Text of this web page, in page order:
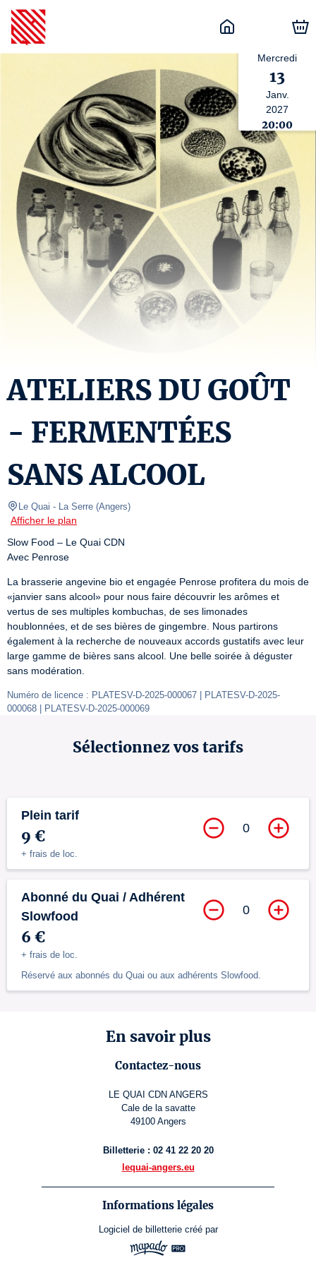
Mercredi
13
Janv.
2027
20:00
ATELIERS DU GOÛT
- FERMENTÉES
SANS ALCOOL
Le Quai - La Serre (Angers)
Afficher le plan
Slow Food – Le Quai CDN
Avec Penrose
La brasserie angevine bio et engagée Penrose profitera du mois de
«janvier sans alcool» pour nous faire découvrir les arômes et
vertus de ses multiples kombuchas, de ses limonades
houblonnées, et de ses bières de gingembre. Nous partirons
également à la recherche de nouveaux accords gustatifs avec leur
large gamme de bières sans alcool. Une belle soirée à déguster
sans modération.
Numéro de licence : PLATESV-D-2025-000067 | PLATESV-D-2025-
000068 | PLATESV-D-2025-000069
Sélectionnez vos tarifs
Plein tarif
9 €
+ frais de loc.
0
Abonné du Quai / Adhérent
Slowfood
6 €
+ frais de loc.
Réservé aux abonnés du Quai ou aux adhérents Slowfood.
0
En savoir plus
Contactez-nous
LE QUAI CDN ANGERS
Cale de la savatte
49100 Angers
Billetterie : 02 41 22 20 20
lequai-angers.eu
Informations légales
Logiciel de billetterie créé par